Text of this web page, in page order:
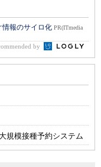
報のサイロ化 PR(ITmedia
by
規模接種予約システム